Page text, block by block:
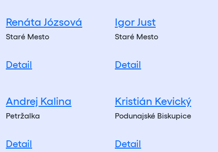
Renáta Józsová
Staré Mesto
Detail
Igor Just
Staré Mesto
Detail
Andrej Kalina
Petržalka
Detail
Kristián Kevický
Podunajské Biskupice
Detail